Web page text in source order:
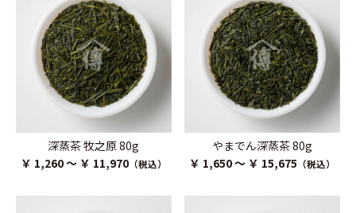
深蒸茶 牧之原 80g
￥ 1,260 ～ ￥ 11,970（税込）
やまでん深蒸茶 80g
￥ 1,650 ～ ￥ 15,675 （税込）